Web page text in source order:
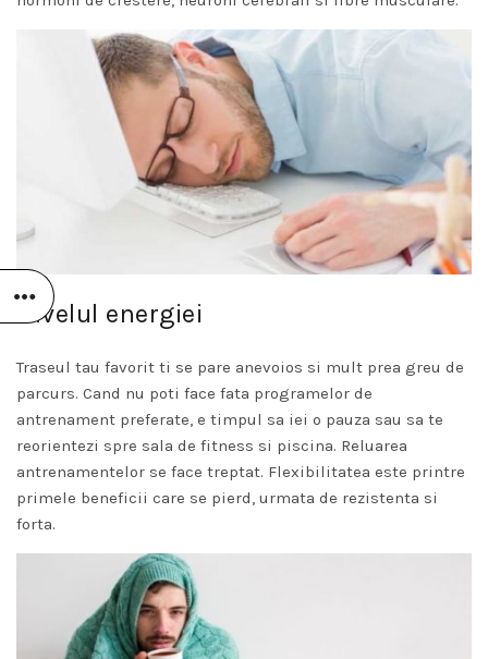
Nivelul energiei
Traseul tau favorit ti se pare anevoios si mult prea greu de
parcurs. Cand nu poti face fata programelor de
antrenament preferate, e timpul sa iei o pauza sau sa te
reorientezi spre sala de fitness si piscina. Reluarea
antrenamentelor se face treptat. Flexibilitatea este printre
primele beneficii care se pierd, urmata de rezistenta si
forta.